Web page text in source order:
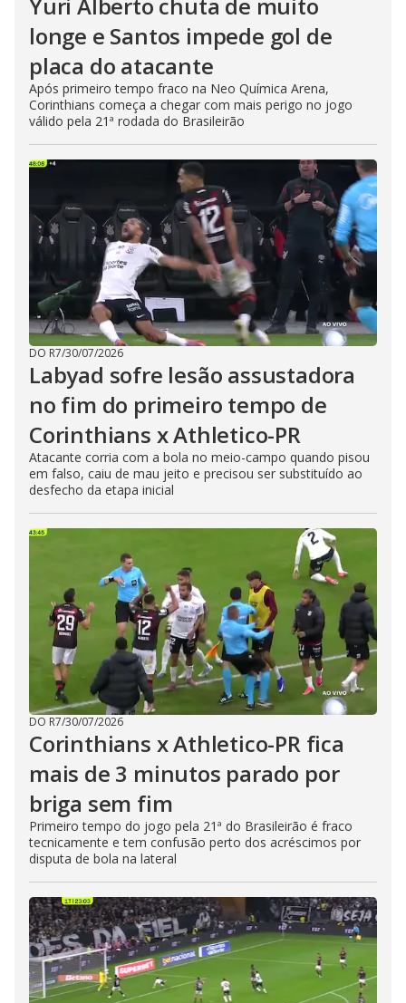
longe e Santos impede gol de
placa do atacante
Após primeiro tempo fraco na Neo Química Arena,
Corinthians começa a chegar com mais perigo no jogo
válido pela 21ª rodada do Brasileirão
DO R7/30/07/2026
Labyad sofre lesão assustadora
no fim do primeiro tempo de
Corinthians x Athletico-PR
Atacante corria com a bola no meio-campo quando pisou
em falso, caiu de mau jeito e precisou ser substituído ao
desfecho da etapa inicial
DO R7/30/07/2026
Corinthians x Athletico-PR fica
mais de 3 minutos parado por
briga sem fim
Primeiro tempo do jogo pela 21ª do Brasileirão é fraco
tecnicamente e tem confusão perto dos acréscimos por
disputa de bola na lateral